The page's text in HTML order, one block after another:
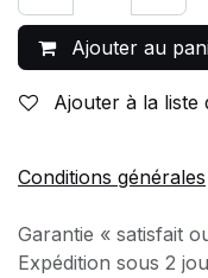
Ajouter au
Ajouter à la liste
Conditions générales
Garantie « satisfait
Expédition sous 2